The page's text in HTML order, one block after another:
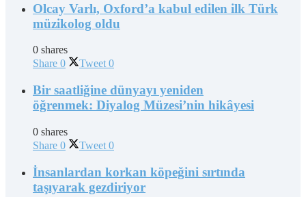
Olcay Varlı, Oxford’a kabul edilen ilk Türk
müzikolog oldu
0 shares
Share 0 Tweet 0
Bir saatliğine dünyayı yeniden
öğrenmek: Diyalog Müzesi’nin hikâyesi
0 shares
Share 0 Tweet 0
İnsanlardan korkan köpeğini sırtında
taşıyarak gezdiriyor